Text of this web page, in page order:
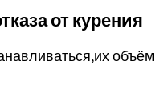
от курения
объём